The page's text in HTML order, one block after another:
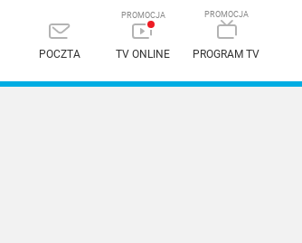
POCZTA TV ONLINE PROGRAM TV